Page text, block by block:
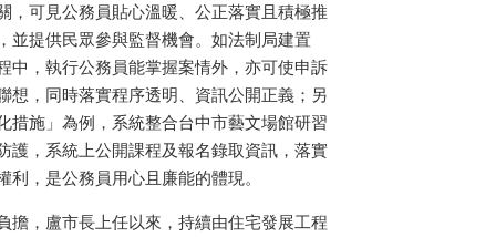
，可見公務員貼心溫暖、公正落實且積極推
並提供民眾參與監督機會。如法制局建置
中，執行公務員能掌握案情外，亦可使申訴
想，同時落實程序透明、資訊公開正義；另
措施」為例，系統整合台中市藝文場館研習
護，系統上公開課程及報名錄取資訊，落實
，是公務員用心且廉能的體現。
擔，盧市長上任以來，持續由住宅發展工程